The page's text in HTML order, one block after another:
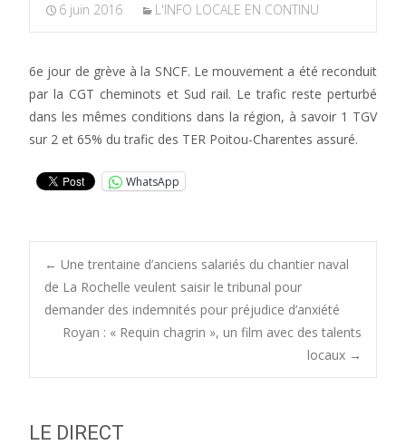
6 juin 2016 L'INFO LOCALE EN CONTINU
6e jour de grève à la SNCF. Le mouvement a été reconduit
par la CGT cheminots et Sud rail. Le trafic reste perturbé
dans les mêmes conditions dans la région, à savoir 1 TGV
sur 2 et 65% du trafic des TER Poitou-Charentes assuré.
WhatsApp
Post
navigation
← Une trentaine d’anciens salariés du chantier naval
de La Rochelle veulent saisir le tribunal pour
demander des indemnités pour préjudice d’anxiété
Royan : « Requin chagrin », un film avec des talents
locaux →
LE DIRECT